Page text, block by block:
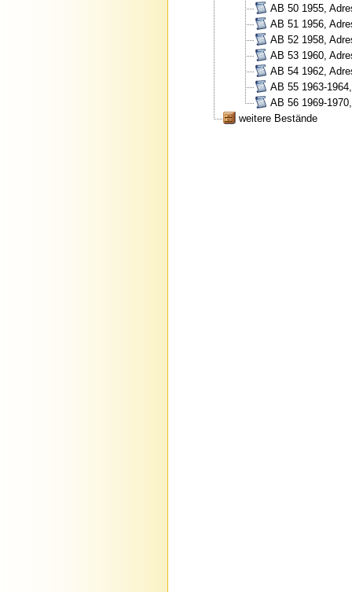
AB 50 1955,
AB 51 1956,
AB 52 1958,
AB 53 1960,
AB 54 1962,
AB 55 1963-
AB 56 1969-
weitere Bestände